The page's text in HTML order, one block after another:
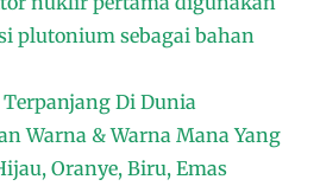
plutonium sebagai bahan
Terpanjang Di Dunia
Warna & Warna Mana Yang
Oranye, Biru, Emas